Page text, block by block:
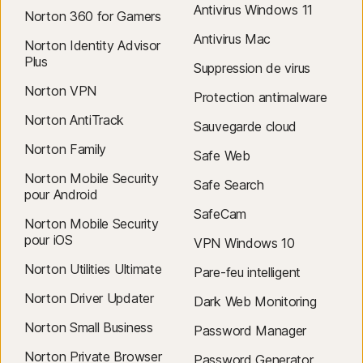
l'achat initial pour les abonnements mensuels et dans les 60 jours
suivant le paiement pour les abonnements annuels. Pour plus
d'informations, consultez notre
politique d'annulation et de remboursement.
Pour annuler votre contrat ou demander un remboursement,
Offre soumise à restrictions. Pour bénéficier du service de suppression
de virus, vous devez disposer d'un abonnement de sécurité de l'appareil
avec antivirus à renouvellement automatique. Voir
Norton.com/virus-protection-promisepour plus d'informations.
sous Windows (à l'exception de Windows en mode S et Windows
fonctionnant sur un processeur ARM).
Les fonctions SafeCam sont uniquement disponibles sous Windows (à
l'exception de Windows en mode S et Windows fonctionnant sur un
Norton 360 for Gamers
Norton Identity Advisor
Plus
Norton VPN
Norton AntiTrack
Norton Family
Norton Mobile Security
pour Android
Norton Mobile Security
pour iOS
Norton Utilities Ultimate
Norton Driver Updater
Norton Small Business
Norton Private Browser
Antivirus Windows 11
Antivirus Mac
Suppression de virus
Protection antimalware
Sauvegarde cloud
Safe Web
Safe Search
SafeCam
VPN Windows 10
Pare-feu intelligent
Dark Web Monitoring
Password Manager
Password Generator